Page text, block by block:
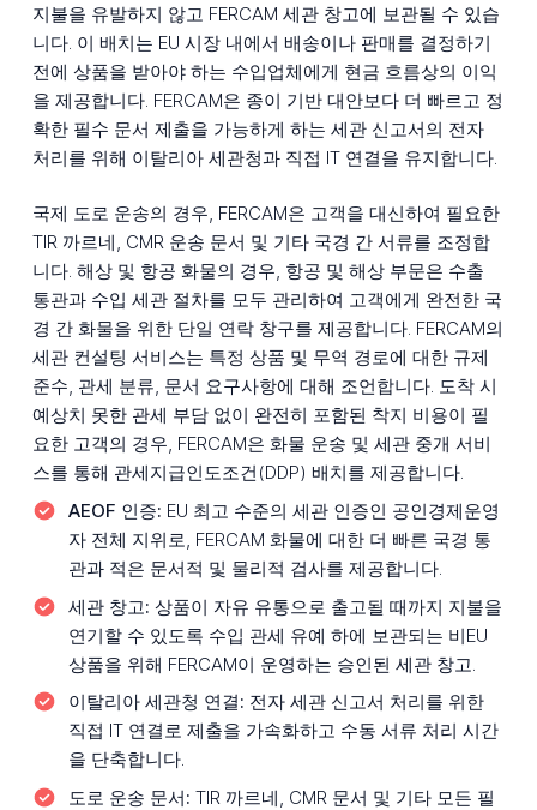
지불을 유발하지 않고 FERCAM 세관 창고에 보관될 수 있습
니다. 이 배치는 EU 시장 내에서 배송이나 판매를 결정하기
전에 상품을 받아야 하는 수입업체에게 현금 흐름상의 이익
을 제공합니다. FERCAM은 종이 기반 대안보다 더 빠르고 정
확한 필수 문서 제출을 가능하게 하는 세관 신고서의 전자
처리를 위해 이탈리아 세관청과 직접 IT 연결을 유지합니다.
국제 도로 운송의 경우, FERCAM은 고객을 대신하여 필요한
TIR 까르네, CMR 운송 문서 및 기타 국경 간 서류를 조정합
니다. 해상 및 항공 화물의 경우, 항공 및 해상 부문은 수출
통관과 수입 세관 절차를 모두 관리하여 고객에게 완전한 국
경 간 화물을 위한 단일 연락 창구를 제공합니다. FERCAM의
세관 컨설팅 서비스는 특정 상품 및 무역 경로에 대한 규제
준수, 관세 분류, 문서 요구사항에 대해 조언합니다. 도착 시
예상치 못한 관세 부담 없이 완전히 포함된 착지 비용이 필
요한 고객의 경우, FERCAM은 화물 운송 및 세관 중개 서비
스를 통해 관세지급인도조건(DDP) 배치를 제공합니다.
AEOF 인증: EU 최고 수준의 세관 인증인 공인경제운영
자 전체 지위로, FERCAM 화물에 대한 더 빠른 국경 통
관과 적은 문서적 및 물리적 검사를 제공합니다.
세관 창고: 상품이 자유 유통으로 출고될 때까지 지불을
연기할 수 있도록 수입 관세 유예 하에 보관되는 비EU
상품을 위해 FERCAM이 운영하는 승인된 세관 창고.
이탈리아 세관청 연결: 전자 세관 신고서 처리를 위한
직접 IT 연결로 제출을 가속화하고 수동 서류 처리 시간
을 단축합니다.
도로 운송 문서: TIR 까르네, CMR 문서 및 기타 모든 필